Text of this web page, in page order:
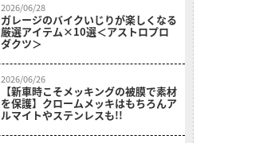
2026/06/28
ガレージのバイクいじりが楽しくなる
厳選アイテム×10選＜アストロプロ
ダクツ＞
2026/06/26
【新車時こそメッキングの被膜で素材
を保護】クロームメッキはもちろんア
ルマイトやステンレスも!!